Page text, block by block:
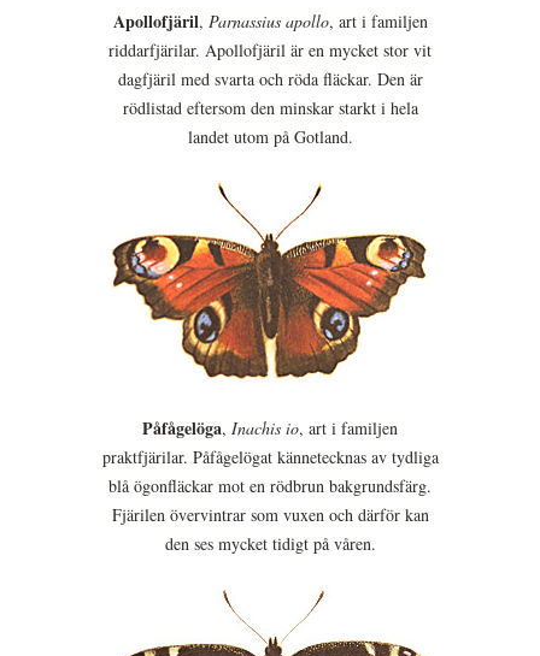
Apollofjäril, Parnassius apollo, art i familjen
riddarfjärilar. Apollofjäril är en mycket stor vit
dagfjäril med svarta och röda fläckar. Den är
rödlistad eftersom den minskar starkt i hela
landet utom på Gotland.
Påfågelöga, Inachis io, art i familjen
praktfjärilar. Påfågelögat kännetecknas av tydliga
blå ögonfläckar mot en rödbrun bakgrundsfärg.
Fjärilen övervintrar som vuxen och därför kan
den ses mycket tidigt på våren.